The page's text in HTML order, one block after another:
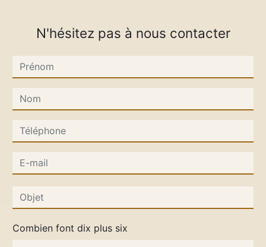
N'hésitez pas à nous contacter
Combien font dix plus six